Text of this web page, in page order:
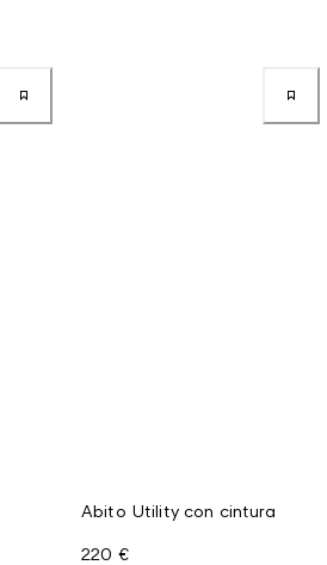
Abito Utility con cintura
220 €